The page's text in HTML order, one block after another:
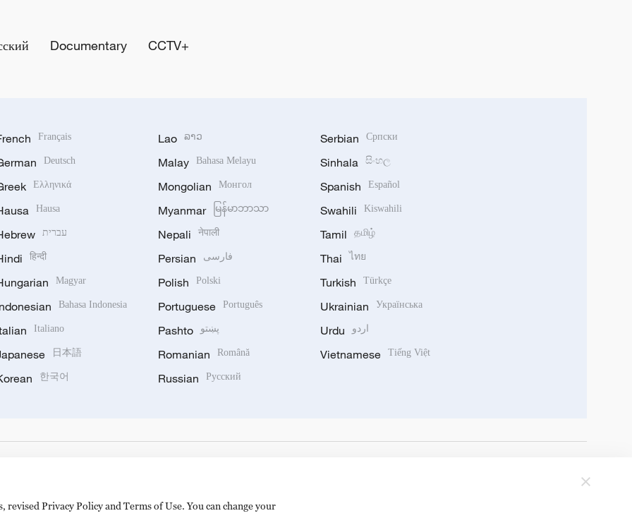
Documentary CCTV+
Français
Deutsch
Ελληνικά
Hausa
עברית
हिन्दी
Magyar
Bahasa Indonesia
Italiano
日本語
한국어
Lao ລາວ
Malay Bahasa Melayu
Mongolian Монгол
Myanmar မြန်မာဘာသာ
Nepali नेपाली
Persian فارسی
Polish Polski
Portuguese Português
Pashto پښتو
Romanian Română
Russian Русский
Serbian Српски
Sinhala සිංහල
Spanish Español
Swahili Kiswahili
Tamil தமிழ்
Thai ไทย
Turkish Türkçe
Ukrainian Українська
Urdu اردو
Vietnamese Tiếng Việt
Privacy Policy and Terms of Use. You can change your